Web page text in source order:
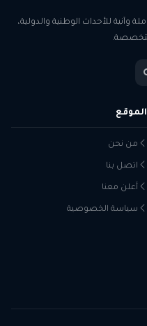
وآنية للأحداث الوطنية والدولية،
الموقع
من نحن
اتصل بنا
أعلن معنا
سياسة الخصوصية